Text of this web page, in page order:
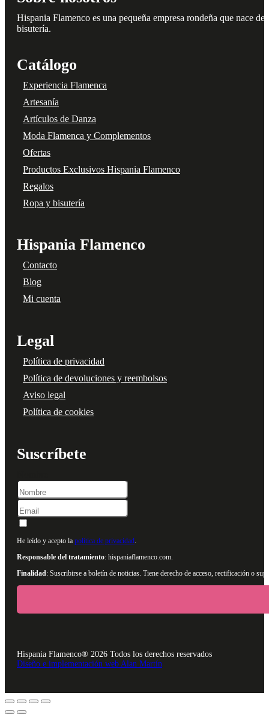
Hispania Flamenco es una pequeña empresa rondeña que nace
bisutería.
Catálogo
Experiencia Flamenca
Artesanía
Artículos de Danza
Moda Flamenca y Complementos
Ofertas
Productos Exclusivos Hispania Flamenco
Regalos
Ropa y bisutería
Hispania Flamenco
Contacto
Blog
Mi cuenta
Legal
Política de privacidad
Política de devoluciones y reembolsos
Aviso legal
Política de cookies
Suscríbete
He leído y acepto la política de privacidad
Responsable del tratamiento: hispaniaflamenco.com.
Finalidad: Suscribirse a boletín de noticias. Tiene derecho de acceso, rectificación o
Hispania Flamenco® 2026 Todos los derechos reservados
Diseño e implementación web Alan Martín